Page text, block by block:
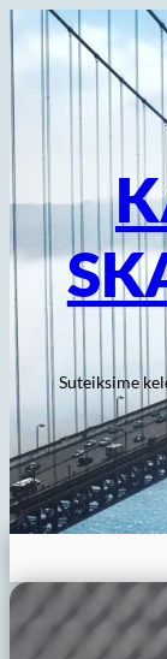
Eiti
turinio
Suteiksime